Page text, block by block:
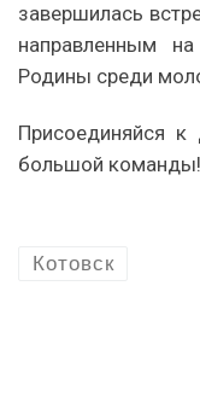
завершилась
направленным
Родины среди
Присоединяйся
большой команды!
Котовск